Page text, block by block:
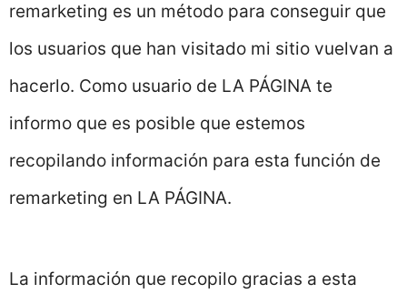
remarketing es un método para conseguir que
los usuarios que han visitado mi sitio vuelvan a
hacerlo. Como usuario de LA PÁGINA te
informo que es posible que estemos
recopilando información para esta función de
remarketing en LA PÁGINA.
La información que recopilo gracias a esta